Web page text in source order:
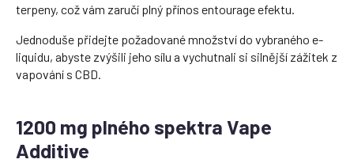
terpeny, což vám zaručí plný přínos entourage efektu.
Jednoduše přidejte požadované množství do vybraného e-
liquidu, abyste zvýšili jeho sílu a vychutnali si silnější zážitek z
vapování s CBD.
1200 mg plného spektra Vape
Additive